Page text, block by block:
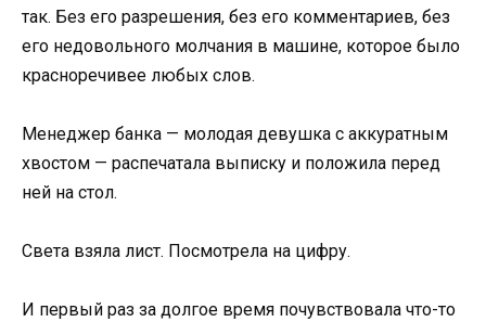
так. Без его разрешения, без его комментариев, без
его недовольного молчания в машине, которое было
красноречивее любых слов.
Менеджер банка — молодая девушка с аккуратным
хвостом — распечатала выписку и положила перед
ней на стол.
Света взяла лист. Посмотрела на цифру.
И первый раз за долгое время почувствовала что-то